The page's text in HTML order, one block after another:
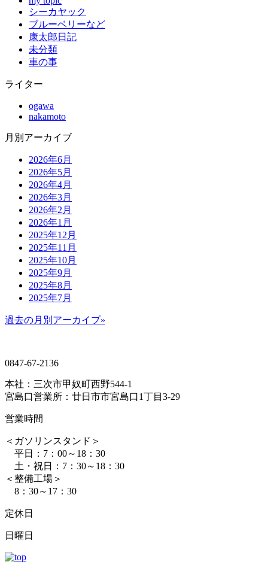
シーカヤック
ブルーベリーなど
康太郎日記
未分類
車の事
ライター
ogawa
nakamoto
月別アーカイブ
2026年6月
2026年5月
2026年4月
2026年3月
2026年2月
2026年1月
2025年12月
2025年11月
2025年10月
2025年9月
2025年8月
2025年7月
過去の月別アーカイブ»
0847-67-2136
本社：三次市甲奴町西野544-1
宮島口営業所：廿日市市宮島口1丁目3-29
営業時間
＜ガソリンスタンド＞
平日：7：00～18：30
土・祝日：7：30～18：30
＜整備工場＞
8：30～17：30
定休日
日曜日